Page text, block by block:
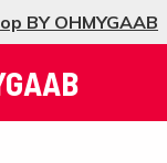
BY OHMYGAAB